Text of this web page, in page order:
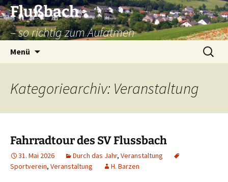
Zum
Inhalt
springen
Flußbach
– so richtig zum Aufatmen
Menü
Suche
nach:
Kategoriearchiv: Veranstaltung
Fahrradtour des SV Flussbach
31. Mai 2026 Durch das Jahr, Veranstaltung
Sportverein, Veranstaltung H. Barzen